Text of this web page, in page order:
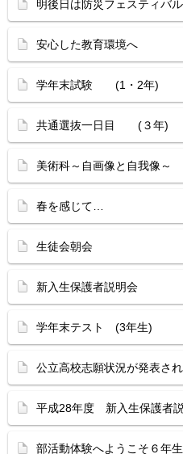
明後日は防災フェスティバル
安心した教育環境へ
学年末試験 (1・2年)
共通選抜一日目 (３年)
美術科～自画像と自我像
春を感じて…
生徒会朝会
新入生保護者説明会
学年末テスト (3年生)
公立高校志願状況が発表さ
平成28年度 新入生保護者
部活動体験へようこそ６年生